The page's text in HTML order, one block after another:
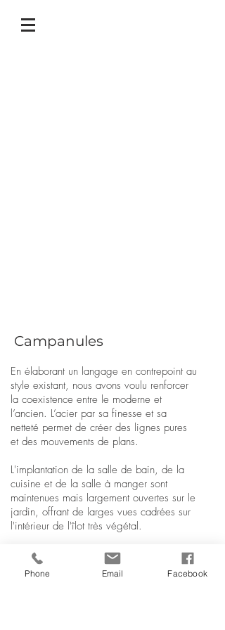
Campanules
En élaborant un langage en contrepoint au
style existant, nous avons voulu renforcer
la coexistence entre le moderne et
l’ancien. L’acier par sa finesse et sa
netteté permet de créer des lignes pures
et des mouvements de plans.
L'implantation de la salle de bain, de la
cuisine et de la salle à manger sont
maintenues mais largement ouvertes sur le
jardin, offrant de larges vues cadrées sur
l'intérieur de l'îlot très végétal.
Transformation
d'une maison
Watermael-Boitsfort
Phone Email Facebook